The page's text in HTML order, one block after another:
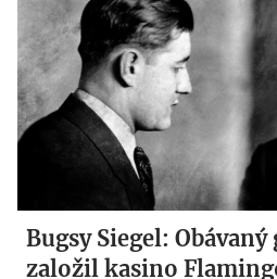
Bugsy Siegel:
založil kasino